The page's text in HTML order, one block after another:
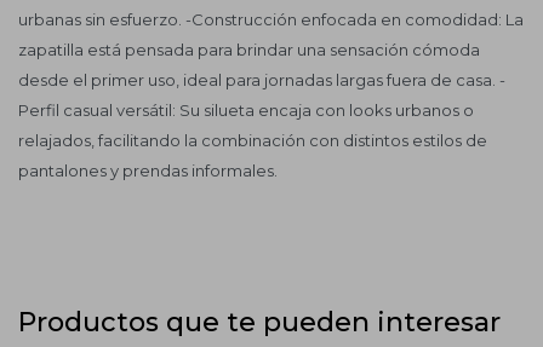
urbanas sin esfuerzo. -Construcción enfocada en comodidad: La
zapatilla está pensada para brindar una sensación cómoda
desde el primer uso, ideal para jornadas largas fuera de casa. -
Perfil casual versátil: Su silueta encaja con looks urbanos o
relajados, facilitando la combinación con distintos estilos de
pantalones y prendas informales.
Productos que te pueden interesar